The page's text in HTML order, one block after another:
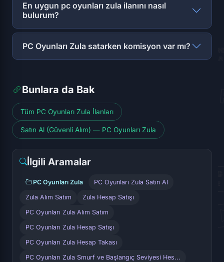
En uygun pc oyunları zula ilanını nasıl
bulurum?
PC Oyunları Zula satarken komisyon var mı?
Bunlara da Bak
Tüm PC Oyunları Zula İlanları
Satın Al (Güvenli Alım) — PC Oyunları Zula
İlgili Aramalar
PC Oyunları Zula PC Oyunları Zula Satın Al
Zula Alım Satım Zula Hesap Satışı
PC Oyunları Zula Alım Satım
PC Oyunları Zula Hesap Satışı
PC Oyunları Zula Hesap Takası
PC Oyunları Zula Smurf ve Başlangıç Seviyesi Hes...